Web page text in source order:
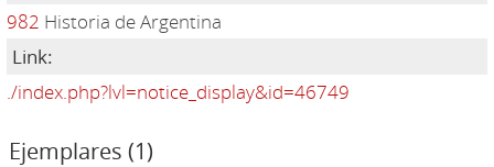
982 Historia de Argentina
Link:
./index.php?lvl=notice_display&id=46749
Ejemplares (1)